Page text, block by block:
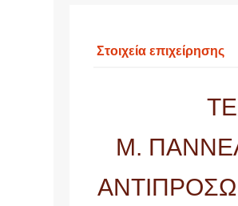
Στοιχεία επιχείρησης
Μ.